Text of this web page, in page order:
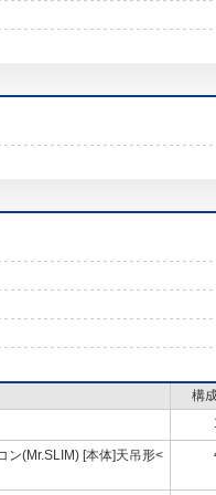
構
ン(Mr.SLIM) [本体]天吊形<